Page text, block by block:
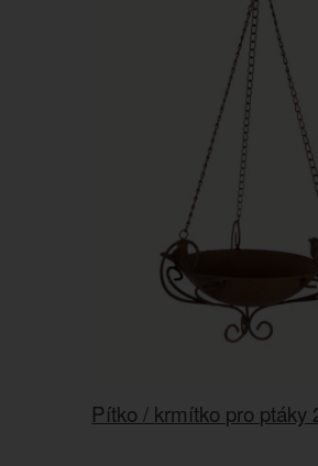
Pítko / krmítko pro ptáky